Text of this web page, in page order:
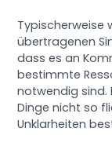
Typischerweise
übertragenen
dass es an
bestimmte
notwendig sind.
Dinge nicht so
Unklarheiten